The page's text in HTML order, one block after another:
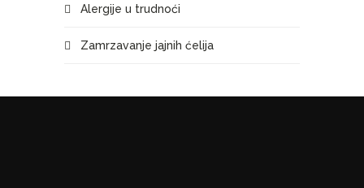
Alergije u trudnoći
Zamrzavanje jajnih ćelija